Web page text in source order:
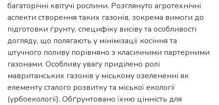
багаторічні квітучі рослини. Розглянуто агротехнічні
аспекти створення таких газонів, зокрема вимоги до
підготовки ґрунту, специфіку висіву та особливості
догляду, що полягають у мінімізації косіння та
штучного поливу порівняно з класичними партерними
газонами. Особливу увагу приділено ролі
мавританських газонів у міському озелененні як
елементу сталого розвитку та міської екології
(урбоекології). Обґрунтовано їхню цінність для